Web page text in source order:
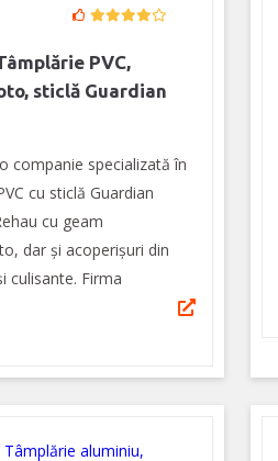
PVC,
sticlă Guardian
companie specializată în
cu sticlă Guardian
cu geam
dar și acoperișuri din
culisante. Firma